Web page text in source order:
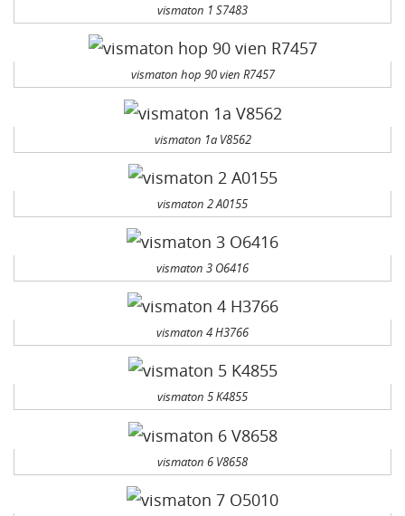
vismaton 1 S7483
vismaton hop 90 vien R7457
vismaton 1a V8562
vismaton 2 A0155
vismaton 3 O6416
vismaton 4 H3766
vismaton 5 K4855
vismaton 6 V8658